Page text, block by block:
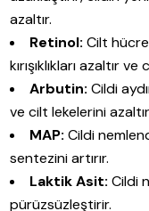
azaltır.
Retinol: Cilt
kırışıklıkları azaltır
Arbutin: Cildi
ve cilt lekelerini
MAP: Cildi
sentezini artırır.
Laktik Asit: Cildi
pürüzsüzleştirir.